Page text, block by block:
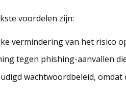
voordelen zijn:
vermindering van het risico
tegen phishing-aanvallen
wachtwoordbeleid,